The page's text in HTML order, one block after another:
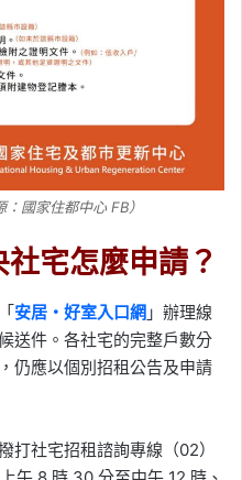
國家住都中心 FB）
宅怎麼申請？
安居・好室入口網 」辦理線
送件。各社宅的完整戶數分
仍應以個別招租公告及申請
打社宅招租諮詢專線（02）